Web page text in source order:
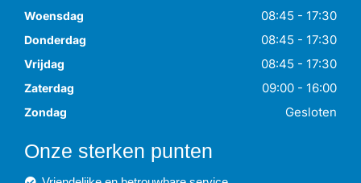
Woensdag 08:45 - 17:30
Donderdag 08:45 - 17:30
Vrijdag 08:45 - 17:30
Zaterdag 09:00 - 16:00
Zondag Gesloten
Onze sterken punten